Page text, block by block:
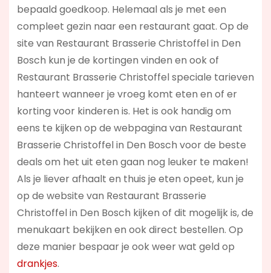
bepaald goedkoop. Helemaal als je met een
compleet gezin naar een restaurant gaat. Op de
site van Restaurant Brasserie Christoffel in Den
Bosch kun je de kortingen vinden en ook of
Restaurant Brasserie Christoffel speciale tarieven
hanteert wanneer je vroeg komt eten en of er
korting voor kinderen is. Het is ook handig om
eens te kijken op de webpagina van Restaurant
Brasserie Christoffel in Den Bosch voor de beste
deals om het uit eten gaan nog leuker te maken!
Als je liever afhaalt en thuis je eten opeet, kun je
op de website van Restaurant Brasserie
Christoffel in Den Bosch kijken of dit mogelijk is, de
menukaart bekijken en ook direct bestellen. Op
deze manier bespaar je ook weer wat geld op
drankjes.